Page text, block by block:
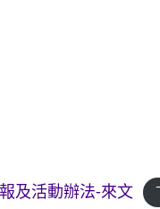
及活動辦法-來文